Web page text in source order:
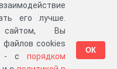
его лучше.
сайтом, Вы
файлов cookies
- с порядком
ОК